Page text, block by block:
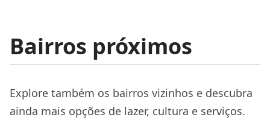
Bairros próximos
Explore também os bairros vizinhos e descubra
ainda mais opções de lazer, cultura e serviços.